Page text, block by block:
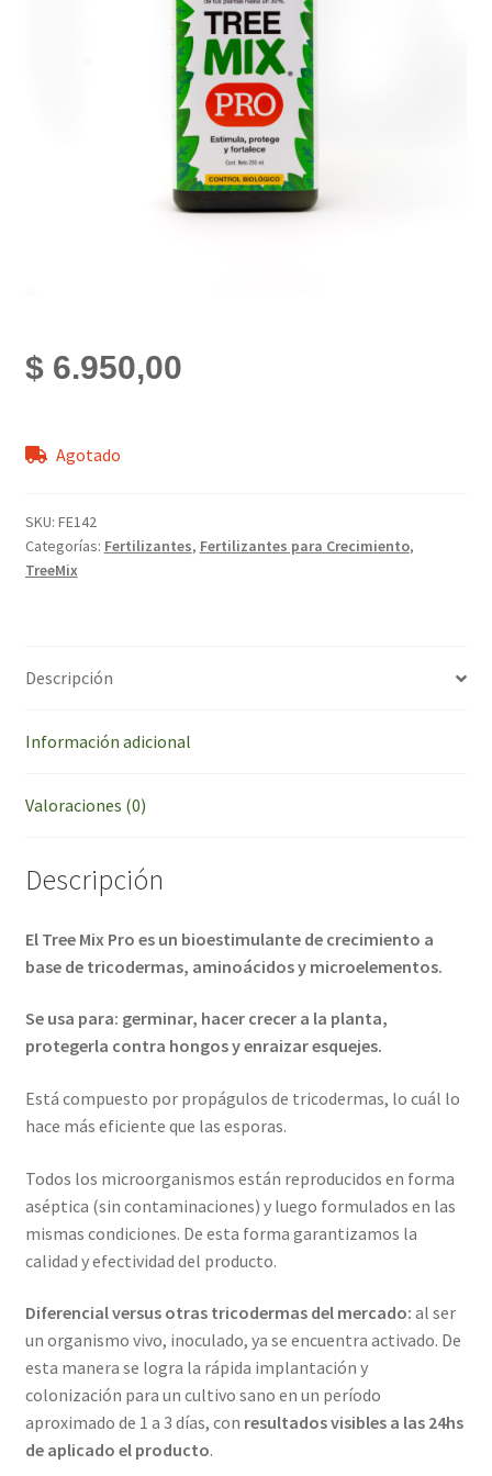
$6.950,00
Agotado
SKU: FE142
Categorías: Fertilizantes, Fertilizantes para Crecimiento,
TreeMix
Descripción
Información adicional
Valoraciones (0)
Descripción
El Tree Mix Pro es un bioestimulante de crecimiento a
base de tricodermas, aminoácidos y microelementos.
Se usa para: germinar, hacer crecer a la planta,
protegerla contra hongos y enraizar esquejes.
Está compuesto por propágulos de tricodermas, lo cuál lo
hace más eficiente que las esporas.
Todos los microorganismos están reproducidos en forma
aséptica (sin contaminaciones) y luego formulados en las
mismas condiciones. De esta forma garantizamos la
calidad y efectividad del producto.
Diferencial versus otras tricodermas del mercado: al ser
un organismo vivo, inoculado, ya se encuentra activado. De
esta manera se logra la rápida implantación y
colonización para un cultivo sano en un período
aproximado de 1 a 3 días, con resultados visibles a las 24hs
de aplicado el producto.